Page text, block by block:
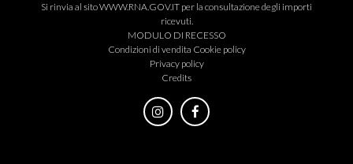
Si rinvia al sitoWWW.RNA.GOV.IT per la consultazione degli importi
ricevuti.
MODULO DI RECESSO
Condizioni di vendita Cookie policy
Privacy policy
Credits